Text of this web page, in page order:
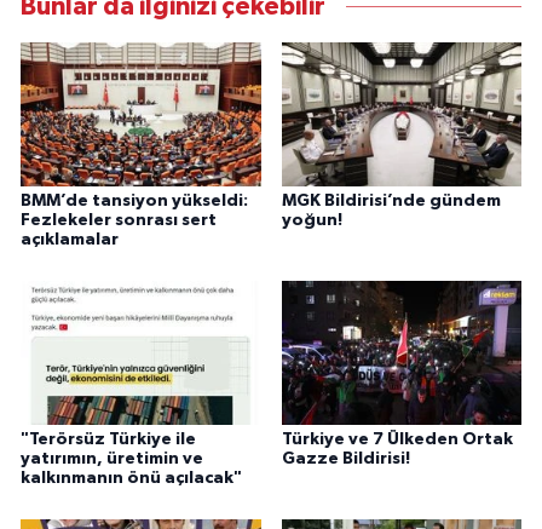
Bunlar da ilginizi çekebilir
BMM’de tansiyon yükseldi:
Fezlekeler sonrası sert
açıklamalar
MGK Bildirisi’nde gündem
yoğun!
"Terörsüz Türkiye ile
yatırımın, üretimin ve
kalkınmanın önü açılacak"
Türkiye ve 7 Ülkeden Ortak
Gazze Bildirisi!